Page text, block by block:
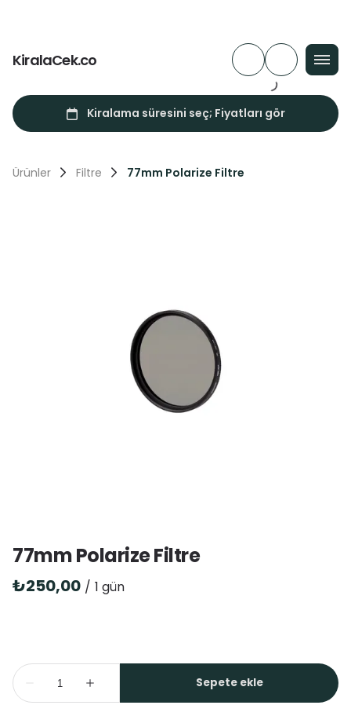
KiralaCek.co
Ürünler Filtre 77mm Polarize Filtre
77mm Polarize Filtre
/